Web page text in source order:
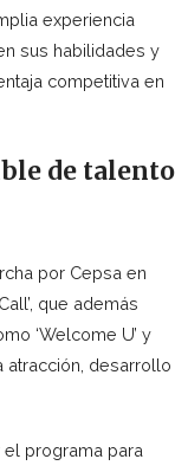
experiencia
sus habilidades y
competitiva en
de talento
por Cepsa en
que además
‘Welcome U’ y
atracción, desarrollo
programa para